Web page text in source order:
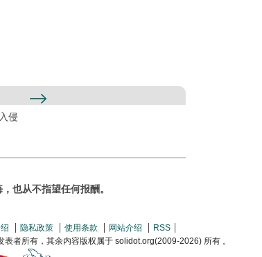
侵
也从不指望任何报酬。
隐私政策 使用条款 网站介绍
RSS
表者所有，其余内容版权属于 solidot.org(2009-2026) 所有 。